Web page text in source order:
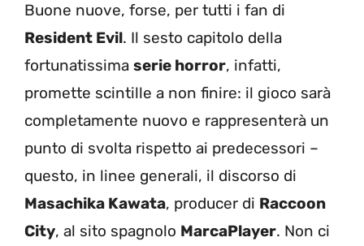
Buone nuove, forse, per tutti i fan di
Resident Evil. Il sesto capitolo della
fortunatissima serie horror, infatti,
promette scintille a non finire: il gioco sarà
completamente nuovo e rappresenterà un
punto di svolta rispetto ai predecessori –
questo, in linee generali, il discorso di
Masachika Kawata, producer di Raccoon
City, al sito spagnolo MarcaPlayer. Non ci